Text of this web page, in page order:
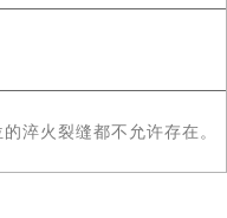
淬火裂缝都不允许存在。